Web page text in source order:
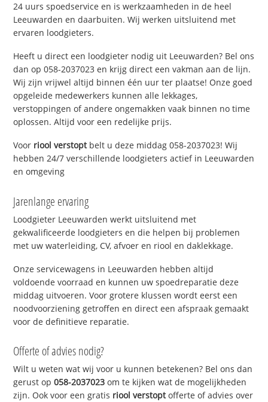
24 uurs spoedservice en is werkzaamheden in de heel
Leeuwarden en daarbuiten. Wij werken uitsluitend met
ervaren loodgieters.
Heeft u direct een loodgieter nodig uit Leeuwarden? Bel ons
dan op 058-2037023 en krijg direct een vakman aan de lijn.
Wij zijn vrijwel altijd binnen één uur ter plaatse! Onze goed
opgeleide medewerkers kunnen alle lekkages,
verstoppingen of andere ongemakken vaak binnen no time
oplossen. Altijd voor een redelijke prijs.
Voor riool verstoptbelt u deze middag 058-2037023! Wij
hebben 24/7 verschillende loodgieters actief in Leeuwarden
en omgeving
Jarenlange ervaring
Loodgieter Leeuwarden werkt uitsluitend met
gekwalificeerde loodgieters en die helpen bij problemen
met uw waterleiding, CV, afvoer en riool en daklekkage.
Onze servicewagens in Leeuwarden hebben altijd
voldoende voorraad en kunnen uw spoedreparatie deze
middag uitvoeren. Voor grotere klussen wordt eerst een
noodvoorziening getroffen en direct een afspraak gemaakt
voor de definitieve reparatie.
Offerte of advies nodig?
Wilt u weten wat wij voor u kunnen betekenen? Bel ons dan
gerust op058-2037023 om te kijken wat de mogelijkheden
zijn. Ook voor een gratis riool verstoptofferte of advies over